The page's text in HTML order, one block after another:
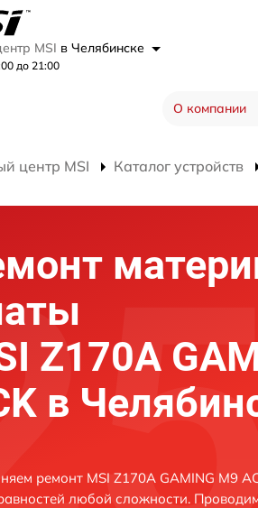
MSI в Челябинске
до 21:00
О компании
центр MSI Каталог устройств
Z170A
в
ремонт MSI Z170A GAMING M9
любой сложности.